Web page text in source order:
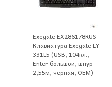
Exegate EX286178RUS
Клавиатура Exegate LY-
331L5 (USB, 104кл.,
Enter большой, шнур
2,55м, черная, OEM)